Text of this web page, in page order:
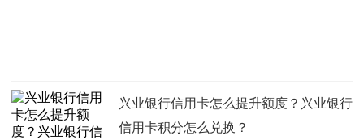
兴业银行信用卡怎么提升额度？兴业银行
信用卡积分怎么兑换？